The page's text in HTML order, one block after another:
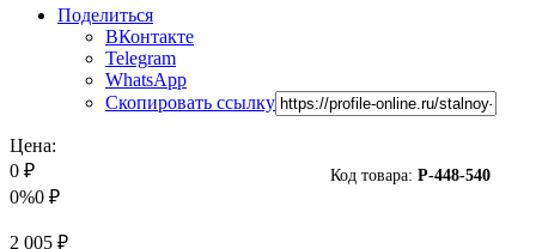
Поделиться
ВКонтакте
Telegram
WhatsApp
Скопировать ссылку
Код товара: P-448-540
Цена:
0 ₽
0%0 ₽
2 005 ₽